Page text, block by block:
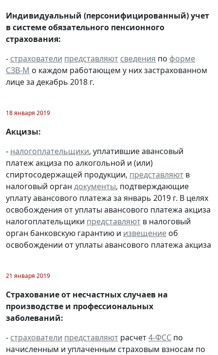
Индивидуальный (персонифицированный) учет
в системе обязательного пенсионного
страхования:
- страхователи представляют сведения по форме
СЗВ-М о каждом работающем у них застрахованном
лице за декабрь 2018 г.
18 января 2019
Акцизы:
- налогоплательщики, уплатившие авансовый
платеж акциза по алкогольной и (или)
спиртосодержащей продукции, представляют в
налоговый орган документы, подтверждающие
уплату авансового платежа за январь 2019 г. В целях
освобождения от уплаты авансового платежа акциза
налогоплательщики представляют в налоговый
орган банковскую гарантию и извещение об
освобождении от уплаты авансового платежа акциза
21 января 2019
Страхование от несчастных случаев на
производстве и профессиональных
заболеваний:
- страхователи представляют расчет4-ФСС по
начисленным и уплаченным страховым взносам по